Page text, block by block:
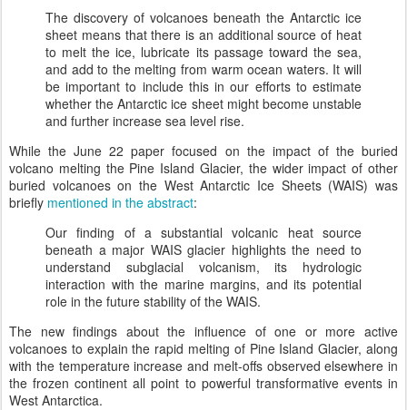
The discovery of volcanoes beneath the Antarctic ice
sheet means that there is an additional source of heat
to melt the ice, lubricate its passage toward the sea,
and add to the melting from warm ocean waters. It will
be important to include this in our efforts to estimate
whether the Antarctic ice sheet might become unstable
and further increase sea level rise.
While the June 22 paper focused on the impact of the buried
volcano melting the Pine Island Glacier, the wider impact of other
buried volcanoes on the West Antarctic Ice Sheets (WAIS) was
briefly mentioned in the abstract:
Our finding of a substantial volcanic heat source
beneath a major WAIS glacier highlights the need to
understand subglacial volcanism, its hydrologic
interaction with the marine margins, and its potential
role in the future stability of the WAIS.
The new findings about the influence of one or more active
volcanoes to explain the rapid melting of Pine Island Glacier, along
with the temperature increase and melt-offs observed elsewhere in
the frozen continent all point to powerful transformative events in
West Antarctica.